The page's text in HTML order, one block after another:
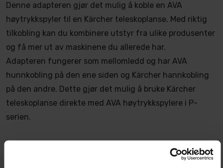
Denne adapteren gjør det mulig å koble en AVA
høytrykkspyler til en Kärcher teleskoplanse. Med riktig
tilkobling kan du kombinere utstyr fra ulike produsenter
og få mer ut av maskinene du allerede har.
Adapteren fungerer som mellomledd og har AVA
hunnkobling på den ene siden og Kärcher hannkobling
på den andre. Dette gjør det mulig å bruke Kärcher
teleskoplanse direkte med AVA høytrykkspylere i P-
serien.
Ved å benytte denne adapteren kan du enkelt bruke